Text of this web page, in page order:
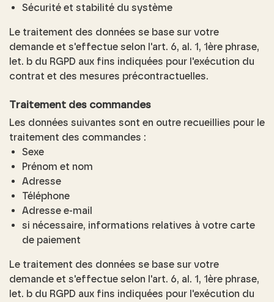
Sécurité et stabilité du système
Le traitement des données se base sur votre
demande et s'effectue selon l'art. 6, al. 1, 1ère phrase,
let. b du RGPD aux fins indiquées pour l'exécution du
contrat et des mesures précontractuelles.
Traitement des commandes
Les données suivantes sont en outre recueillies pour le
traitement des commandes :
Sexe
Prénom et nom
Adresse
Téléphone
Adresse e-mail
si nécessaire, informations relatives à votre carte
de paiement
Le traitement des données se base sur votre
demande et s'effectue selon l'art. 6, al. 1, 1ère phrase,
let. b du RGPD aux fins indiquées pour l'exécution du